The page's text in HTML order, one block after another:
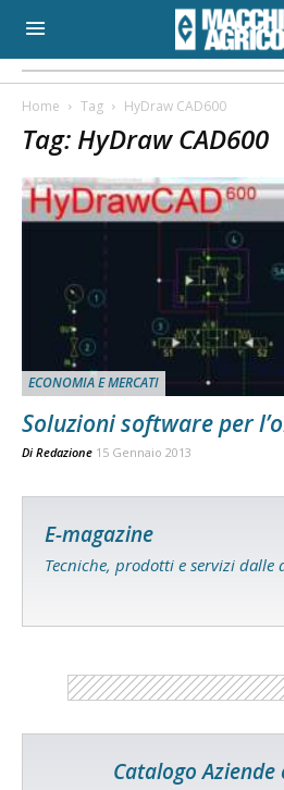
Home Tag HyDraw CAD600
Tag: HyDraw CAD600
ECONOMIA E MERCATI
Soluzioni software per
Di Redazione 15 Gennaio 2013
E-magazine
Tecniche, prodotti e servizi dalle
Catalogo